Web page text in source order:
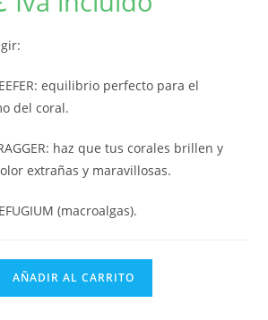
equilibrio perfecto para el
del coral.
haz que tus corales brillen y
extrañas y maravillosas.
(macroalgas).
AÑADIR AL CARRITO